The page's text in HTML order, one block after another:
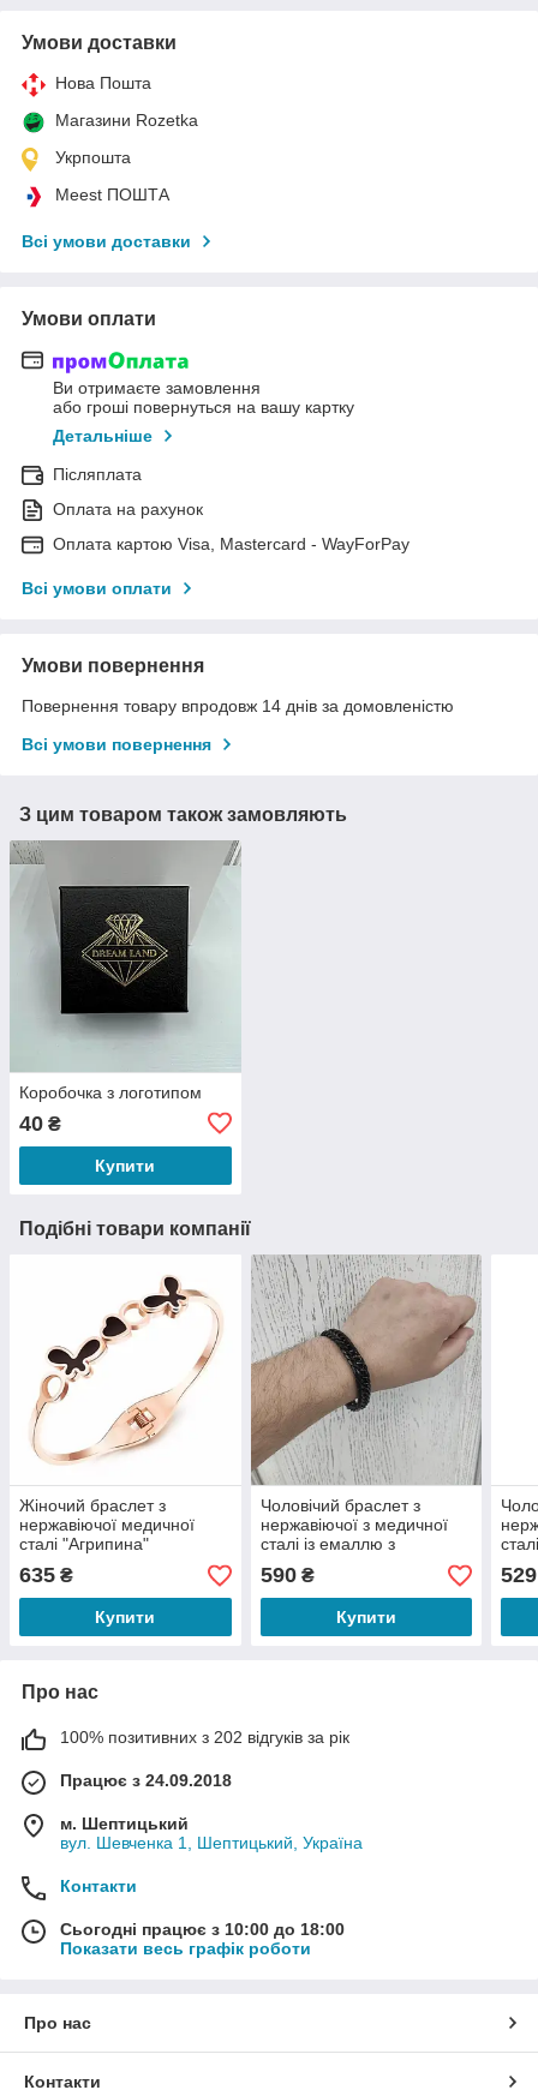
Умови доставки
Нова Пошта
Магазини Rozetka
Укрпошта
Meest ПОШТА
Всі умови доставки
Умови оплати
Ви отримаєте замовлення
або гроші повернуться на вашу картку
Детальніше
Післяплата
Оплата на рахунок
Оплата картою Visa, Mastercard - WayForPay
Всі умови оплати
Умови повернення
Повернення товару впродовж 14 днів за домовленістю
Всі умови повернення
З цим товаром також замовляють
Коробочка з логотипом
40 ₴
Купити
Подібні товари компанії
Жіночий браслет з
нержавіючої медичної
сталі "Агрипина"
635 ₴
Купити
Чоловічий браслет з
нержавіючої з медичної
сталі із емаллю з
ланцюжка "Акорд"
шириною 11,5 мм
590₴
Купити
529
Про нас
100% позитивних з 202 відгуків за рік
Працює з 24.09.2018
м. Шептицький
вул. Шевченка 1, Шептицький, Україна
Контакти
Сьогодні працює з 10:00 до 18:00
Показати весь графік роботи
Про нас
Контакти